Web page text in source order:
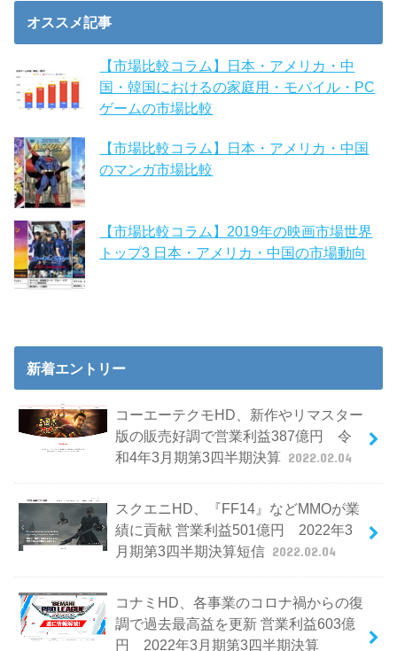
オススメ記事
【市場比較コラム】日本・アメリカ・中
国・韓国におけるの家庭用・モバイル・PC
ゲームの市場比較
【市場比較コラム】日本・アメリカ・中国
のマンガ市場比較
【市場比較コラム】2019年の映画市場世界
トップ3 日本・アメリカ・中国の市場動向
新着エントリー
コーエーテクモHD、新作やリマスター
版の販売好調で営業利益387億円 令
和4年3月期第3四半期決算 2022.02.04
スクエニHD、『FF14』などMMOが業
績に貢献 営業利益501億円 2022年3
月期第3四半期決算短信 2022.02.04
コナミHD、各事業のコロナ禍からの復
調で過去最高益を更新 営業利益603億
円 2022年3月期第3四半期決算